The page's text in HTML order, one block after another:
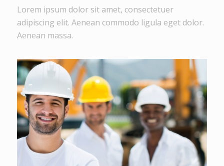
Lorem ipsum dolor sit amet, consectetuer
adipiscing elit. Aenean commodo ligula eget dolor.
Aenean massa.